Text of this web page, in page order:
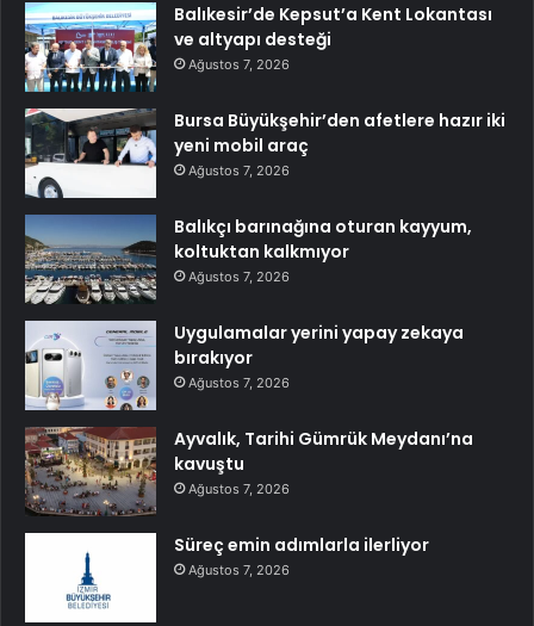
Balıkesir’de Kepsut’a Kent Lokantası
ve altyapı desteği
Ağustos 7, 2026
Bursa Büyükşehir’den afetlere hazır iki
yeni mobil araç
Ağustos 7, 2026
Balıkçı barınağına oturan kayyum,
koltuktan kalkmıyor
Ağustos 7, 2026
Uygulamalar yerini yapay zekaya
bırakıyor
Ağustos 7, 2026
Ayvalık, Tarihi Gümrük Meydanı’na
kavuştu
Ağustos 7, 2026
Süreç emin adımlarla ilerliyor
Ağustos 7, 2026